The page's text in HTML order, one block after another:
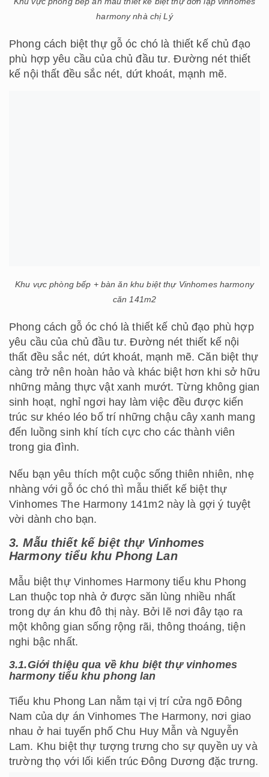
harmony nhà chị Lý
Phong cách biệt thự gỗ óc chó là thiết kế chủ đạo
phù hợp yêu cầu của chủ đầu tư. Đường nét thiết
kế nội thất đều sắc nét, dứt khoát, mạnh mẽ.
Khu vực phòng bếp + bàn ăn khu biệt thự Vinhomes harmony
căn 141m2
Phong cách gỗ óc chó là thiết kế chủ đạo phù hợp
yêu cầu của chủ đầu tư. Đường nét thiết kế nội
thất đều sắc nét, dứt khoát, mạnh mẽ. Căn biệt thự
càng trở nên hoàn hảo và khác biệt hơn khi sở hữu
những mảng thực vật xanh mướt. Từng không gian
sinh hoạt, nghỉ ngơi hay làm việc đều được kiến
trúc sư khéo léo bố trí những chậu cây xanh mang
đến luồng sinh khí tích cực cho các thành viên
trong gia đình.
Nếu bạn yêu thích một cuộc sống thiên nhiên, nhẹ
nhàng với gỗ óc chó thì mẫu thiết kế biệt thự
Vinhomes The Harmony 141m2 này là gợi ý tuyệt
vời dành cho bạn.
3. Mẫu thiết kế biệt thự Vinhomes
Harmony tiểu khu Phong Lan
Mẫu biệt thự Vinhomes Harmony tiểu khu Phong
Lan thuộc top nhà ở được săn lùng nhiều nhất
trong dự án khu đô thị này. Bởi lẽ nơi đây tạo ra
một không gian sống rộng rãi, thông thoáng, tiện
nghi bậc nhất.
3.1.Giới thiệu qua về khu biệt thự vinhomes
harmony tiểu khu phong lan
Tiểu khu Phong Lan nằm tại vị trí cửa ngõ Đông
Nam của dự án Vinhomes The Harmony, nơi giao
nhau ở hai tuyến phố Chu Huy Mẫn và Nguyễn
Lam. Khu biệt thự tượng trưng cho sự quyền uy và
trường thọ với lối kiến trúc Đông Dương đặc trưng.